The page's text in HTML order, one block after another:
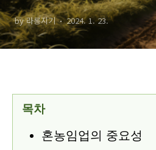
by 라롱지기 2024. 1. 23.
목차
혼농임업의 중요성